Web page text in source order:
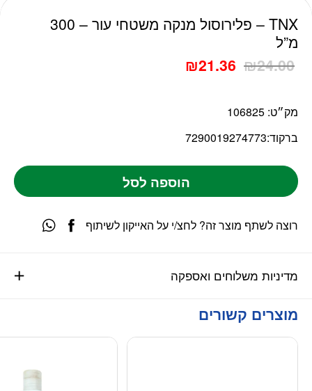
TNX – פלירוסול מנקה משטחי עור – 300
מ”ל
₪24.00
₪21.36
מק״ט: 106825
ברקוד:7290019274773
הוספה לסל
מדיניות משלוחים ואספקה
רוצה לשתף מוצר זה? לחצ/י על האייקון לשיתוף
מוצרים קשורים